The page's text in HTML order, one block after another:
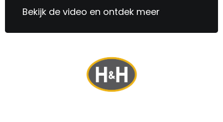
Bekijk de video en ontdek meer